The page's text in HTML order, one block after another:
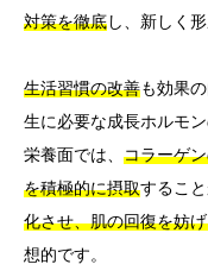
対策を徹底し、新しく
生活習慣の改善も効果
生に必要な成長ホルモ
栄養面では、 コラーゲ
を積極的に摂取するこ
化させ、肌の回復を妨
想的です。